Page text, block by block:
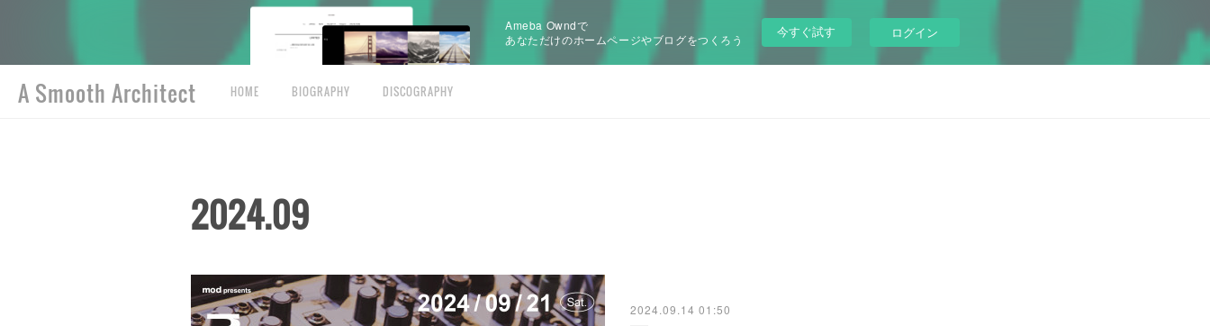
Ameba Owndで
あなただけのホームページやブログをつくろう
今すぐ試す ログイン
A Smooth Architect HOME BIOGRAPHY DISCOGRAPHY
2024.09
2024.09.14 01:50